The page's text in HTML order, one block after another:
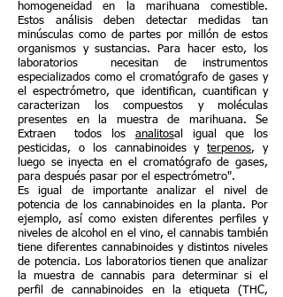
homogeneidad en la marihuana comestible.
Estos análisis deben detectar medidas tan
minúsculas como de partes por millón de estos
organismos y sustancias. Para hacer esto, los
laboratorios necesitan de instrumentos
especializados como el cromatógrafo de gases y
el espectrómetro, que identifican, cuantifican y
caracterizan los compuestos y moléculas
presentes en la muestra de marihuana. Se
Extraen todos los analitosal igual que los
pesticidas, o los cannabinoides yterpenos, y
luego se inyecta en el cromatógrafo de gases,
para después pasar por el espectrómetro".
Es igual de importante analizar el nivel de
potencia de los cannabinoides en la planta. Por
ejemplo, así como existen diferentes perfiles y
niveles de alcohol en el vino, el cannabis también
tiene diferentes cannabinoides y distintos niveles
de potencia. Los laboratorios tienen que analizar
la muestra de cannabis para determinar si el
perfil de cannabinoides en la etiqueta (THC,